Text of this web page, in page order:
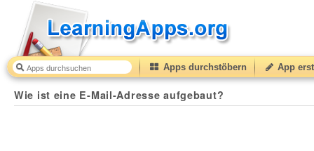
Apps durchstöbern App
Wie ist eine E-Mail-Adresse aufgebaut?